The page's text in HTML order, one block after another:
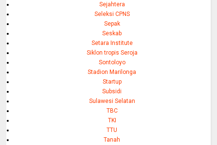
Sejahtera
Seleksi CPNS
Sepak
Seskab
Setara Institute
Siklon tropis Seroja
Sontoloyo
Stadion Marilonga
Startup
Subsidi
Sulawesi Selatan
TBC
TKI
TTU
Tanah